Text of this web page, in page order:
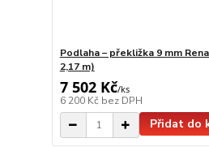
Podlaha – překližka 9 mm
2,17 m)
7 502 Kč/ks
6 200 Kč bez DPH
Přidat do